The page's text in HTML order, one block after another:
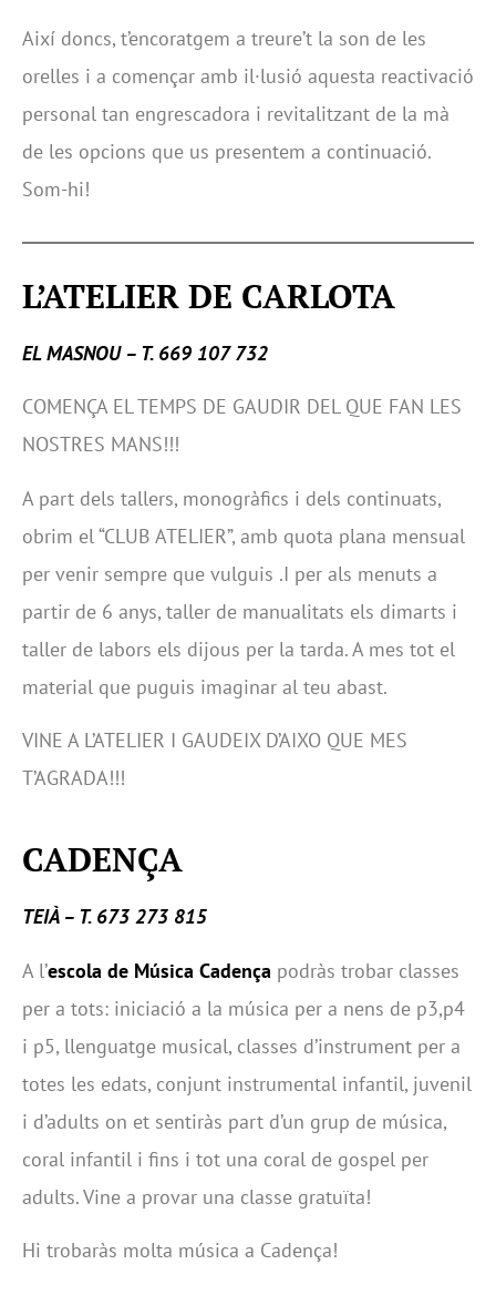
Així doncs, t’encoratgem a treure’t la son de les
orelles i a començar amb il·lusió aquesta reactivació
personal tan engrescadora i revitalitzant de la mà
de les opcions que us presentem a continuació.
Som-hi!
L’ATELIER DE CARLOTA
EL MASNOU – T. 669 107 732
COMENÇA EL TEMPS DE GAUDIR DEL QUE FAN LES
NOSTRES MANS!!!
A part dels tallers, monogràfics i dels continuats,
obrim el “CLUB ATELIER”, amb quota plana mensual
per venir sempre que vulguis .I per als menuts a
partir de 6 anys, taller de manualitats els dimarts i
taller de labors els dijous per la tarda. A mes tot el
material que puguis imaginar al teu abast.
VINE A L’ATELIER I GAUDEIX D’AIXO QUE MES
T’AGRADA!!!
CADENÇA
TEIÀ – T. 673 273 815
A l’escola de Música Cadença podràs trobar classes
per a tots: iniciació a la música per a nens de p3,p4
i p5, llenguatge musical, classes d’instrument per a
totes les edats, conjunt instrumental infantil, juvenil
i d’adults on et sentiràs part d’un grup de música,
coral infantil i fins i tot una coral de gospel per
adults. Vine a provar una classe gratuïta!
Hi trobaràs molta música a Cadença!